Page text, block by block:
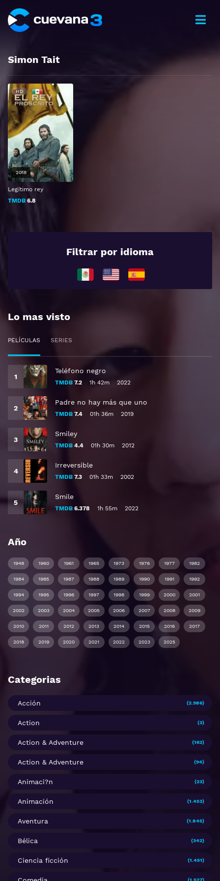
Simon Tait
Legítimo rey
TMDB 6.8
HD
2018
Filtrar por idioma
Lo mas visto
PELÍCULAS SERIES
Teléfono negro
TMDB 7.2 1h 42m 2022
Padre no hay más que uno
TMDB 7.4 01h 36m 2019
Smiley
TMDB 4.4 01h 30m 2012
Irreversible
TMDB 7.3 01h 33m 2002
Smile
TMDB 6.378 1h 55m 2022
Año
1948 1960 1961 1965 1973 1976 1977 1982
1984 1985 1987 1988 1989 1990 1991 1992
1994 1995 1996 1997 1998 1999 2000 2001
2002 2003 2004 2005 2006 2007 2008 2009
2010 2011 2012 2013 2014 2015 2016 2017
2018 2019 2020 2021 2022 2023 2025
Categorias
Acción (2.986)
Action (3)
Action & Adventure (162)
Action & Adventure (94)
Animaci?n (23)
Animación (1.453)
Aventura (1.845)
Bélica (342)
Ciencia ficción (1.451)